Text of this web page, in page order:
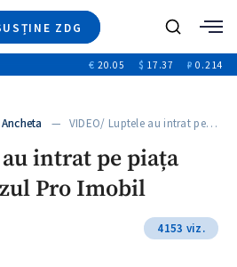
ZDG
Ştiri
Video
Special
Blog
€ 20.05 $ 17.37 ₽ 0.214
Ancheta — VIDEO/ Luptele au intrat pe…
intrat pe piața
Pro Imobil
4153 viz.